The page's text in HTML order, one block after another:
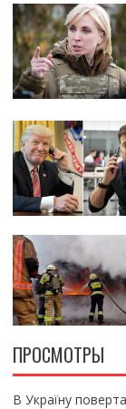
ПРОСМОТРЫ
В Україну